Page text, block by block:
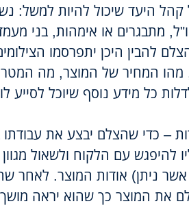
קהל היעד שיכול להיות למשל:
מתבגרים או אימהות, בני
להבין היכן יתפרסמו
מהו המחיר של המוצר, מה
כל מידע נוסף שיוכל לסייע
– כדי שהצלם יבצע את
להיפגש עם הלקוח ולשאול
ניתן) אודות המוצר. לאחר
את המוצר כך שהוא יראה